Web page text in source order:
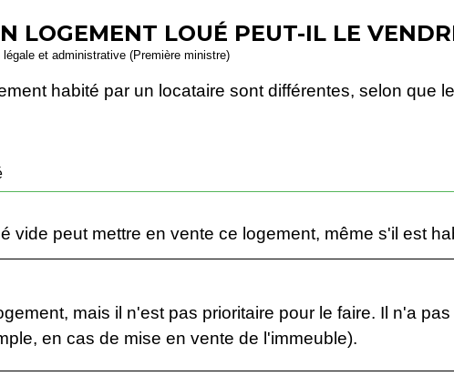
LOGEMENT LOUÉ PEUT-IL LE
et administrative (Première ministre)
habité par un locataire sont différentes, selon que
vide peut mettre en vente ce logement, même s'il est
mais il n'est pas prioritaire pour le faire. Il n'a pas
en cas de mise en vente de l'immeuble).